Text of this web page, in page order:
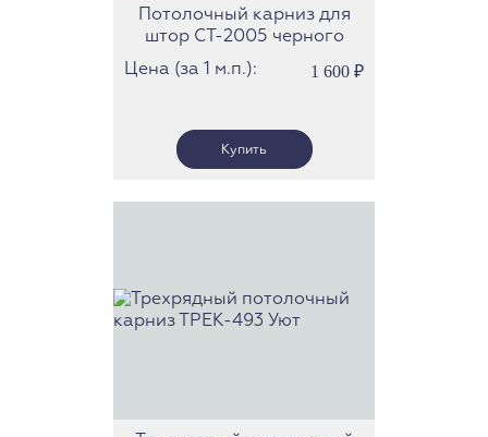
Потолочный карниз для
штор СТ-2005 черного
цвета
Цена (за 1 м.п.): 1 600 ₽